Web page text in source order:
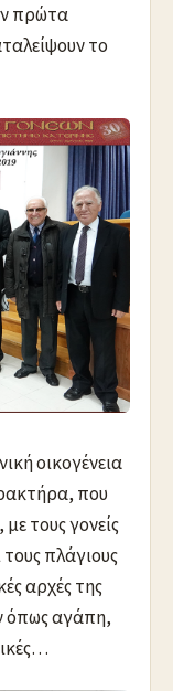
πρώτα
το
οικογένεια
που
τους γονείς
πλάγιους
αρχές της
όπως αγάπη,